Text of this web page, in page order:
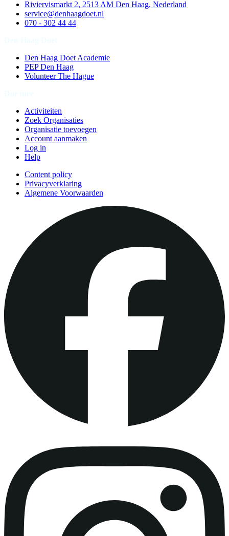
Riviervismarkt 2, 2513 AM Den Haag, Nederland
service@denhaagdoet.nl
070 - 302 44 44
Den Haag Doet Academie
PEP Den Haag
Volunteer The Hague
Activiteiten
Zoek Organisaties
Organisatie toevoegen
Account aanmaken
Log in
Help
Content policy
Privacyverklaring
Algemene Voorwaarden